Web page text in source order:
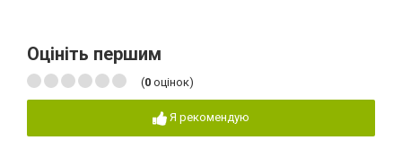
Оцініть першим
(0 оцінок)
Я рекомендую